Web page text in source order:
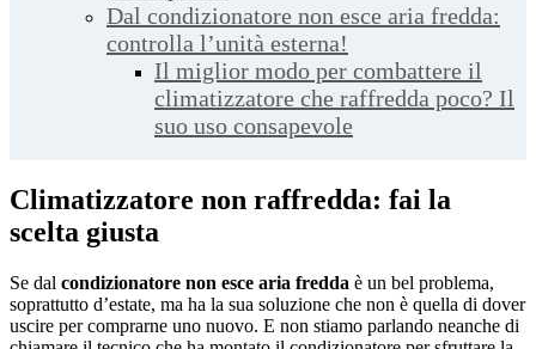
Dal condizionatore non esce aria fredda:
controlla l’unità esterna!
Il miglior modo per combattere il
climatizzatore che raffredda poco? Il
suo uso consapevole
Climatizzatore non raffredda: fai la
scelta giusta
Se dal condizionatore non esce aria fredda è un bel problema,
soprattutto d’estate, ma ha la sua soluzione che non è quella di dover
uscire per comprarne uno nuovo. E non stiamo parlando neanche di